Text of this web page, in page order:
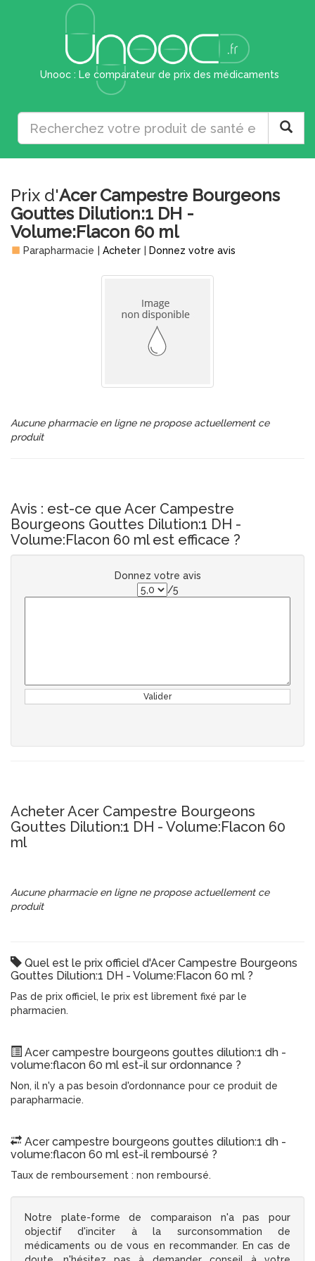
Unooc : Le comparateur de prix des médicaments
Prix d'Acer Campestre Bourgeons
Gouttes Dilution:1 DH -
Volume:Flacon 60 ml
Parapharmacie Acheter Donnez votre avis
Aucune pharmacie en ligne ne propose actuellement ce
produit
Avis : est-ce que Acer Campestre
Bourgeons Gouttes Dilution:1 DH -
Volume:Flacon 60 ml est efficace ?
Donnez votre avis
/5
Valider
Acheter Acer Campestre Bourgeons
Gouttes Dilution:1 DH - Volume:Flacon 60
ml
Aucune pharmacie en ligne ne propose actuellement ce
produit
Quel est le prix officiel d'Acer Campestre Bourgeons
Gouttes Dilution:1 DH - Volume:Flacon 60 ml ?
Pas de prix officiel, le prix est librement fixé par le
pharmacien.
Acer campestre bourgeons gouttes dilution:1 dh -
volume:flacon 60 ml est-il sur ordonnance ?
Non, il n'y a pas besoin d'ordonnance pour ce produit de
parapharmacie.
Acer campestre bourgeons gouttes dilution:1 dh -
volume:flacon 60 ml est-il remboursé ?
Taux de remboursement : non remboursé.
Notre plate-forme de comparaison n'a pas pour
objectif d'inciter à la surconsommation de
médicaments ou de vous en recommander. En cas de